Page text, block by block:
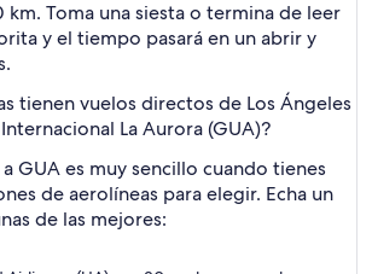
km. Toma una siesta o termina de leer
y el tiempo pasará en un abrir y
tienen vuelos directos de Los Ángeles
La Aurora (GUA)?
GUA es muy sencillo cuando tienes
de aerolíneas para elegir. Echa un
de las mejores: